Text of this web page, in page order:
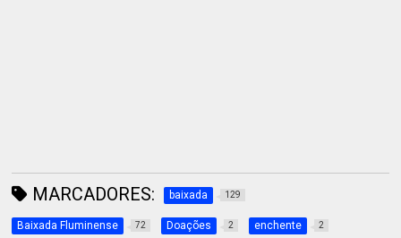
MARCADORES: baixada 129
Baixada Fluminense 72 Doações 2 enchente 2